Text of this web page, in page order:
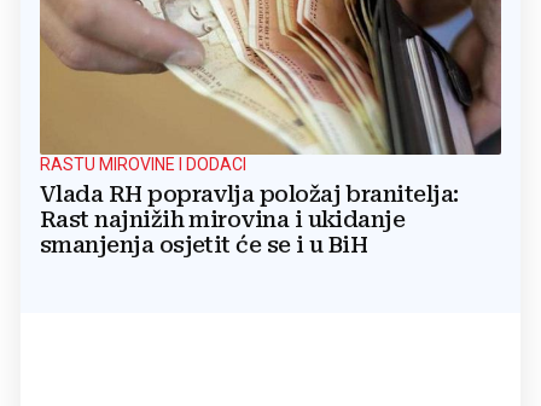
RASTU MIROVINE I DODACI
Vlada RH popravlja položaj branitelja:
Rast najnižih mirovina i ukidanje
smanjenja osjetit će se i u BiH